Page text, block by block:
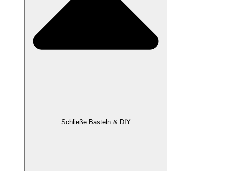
Schließe Basteln & DIY